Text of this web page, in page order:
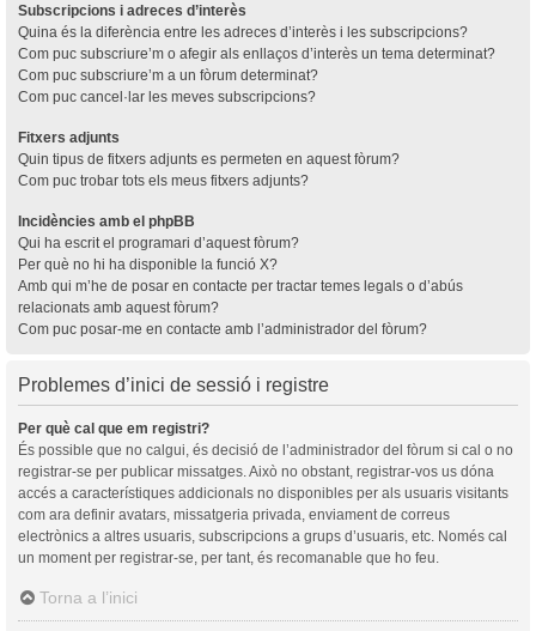
Subscripcions i adreces d’interès
Quina és la diferència entre les adreces d’interès i les subscripcions?
Com puc subscriure’m o afegir als enllaços d’interès un tema determinat?
Com puc subscriure’m a un fòrum determinat?
Com puc cancel·lar les meves subscripcions?
Fitxers adjunts
Quin tipus de fitxers adjunts es permeten en aquest fòrum?
Com puc trobar tots els meus fitxers adjunts?
Incidències amb el phpBB
Qui ha escrit el programari d’aquest fòrum?
Per què no hi ha disponible la funció X?
Amb qui m’he de posar en contacte per tractar temes legals o d’abús
relacionats amb aquest fòrum?
Com puc posar-me en contacte amb l’administrador del fòrum?
Problemes d’inici de sessió i registre
Per què cal que em registri?
És possible que no calgui, és decisió de l’administrador del fòrum si cal o no
registrar-se per publicar missatges. Això no obstant, registrar-vos us dóna
accés a característiques addicionals no disponibles per als usuaris visitants
com ara definir avatars, missatgeria privada, enviament de correus
electrònics a altres usuaris, subscripcions a grups d’usuaris, etc. Només cal
un moment per registrar-se, per tant, és recomanable que ho feu.
Torna a l’inici